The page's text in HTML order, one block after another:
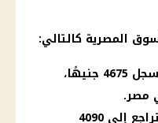
المصرية كالتالي:
سعر جرام الذهب عيار 24: سجل 4675 جنيهًا،
مصر.
سعر جرام الذهب عيار 21: تراجع إلى 4090